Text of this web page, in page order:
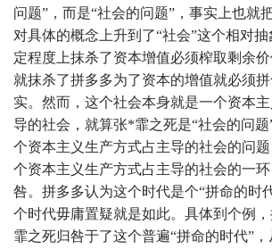
问题”，而是“社会的问题”，事实上也就
对具体的概念上升到了“社会”这个相对
定程度上抹杀了资本增值必须榨取剩余
就抹杀了拼多多为了资本的增值就必须
实。然而，这个社会本身就是一个资本
导的社会，就算张*霏之死是“社会的问
个资本主义生产方式占主导的社会的问
个资本主义生产方式占主导的社会的一
咎。拼多多认为这个时代是个“拼命的时
个时代毋庸置疑就是如此。具体到个例
霏之死归咎于了这个普遍“拼命的时代”